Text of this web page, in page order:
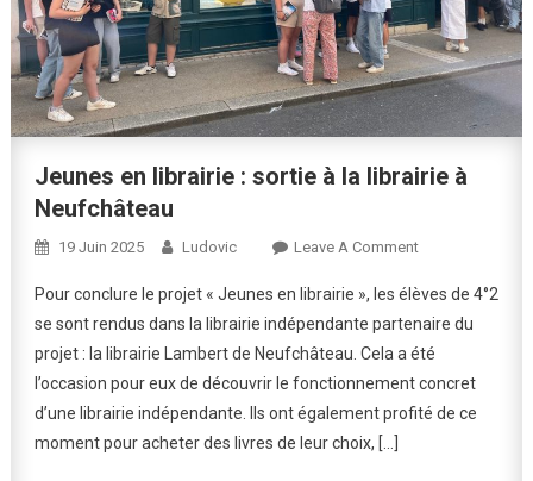
Jeunes en librairie : sortie à la librairie à
Neufchâteau
19 Juin 2025 Ludovic Leave A CommentOn
En
Librairie
:
Sortie
À
Pour conclure le projet « Jeunes en librairie », les élèves de 4°2
se sont rendus dans la librairie indépendante partenaire du
projet : la librairie Lambert de Neufchâteau. Cela a été
l’occasion pour eux de découvrir le fonctionnement concret
d’une librairie indépendante. Ils ont également profité de ce
moment pour acheter des livres de leur choix, […]